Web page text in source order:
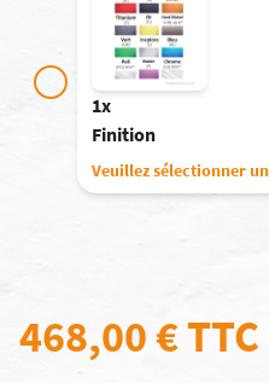
1x
Finition
Veuillez sélectionner
468,00 €TTC